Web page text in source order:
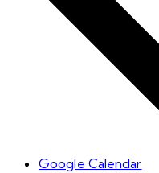
Google Calendar